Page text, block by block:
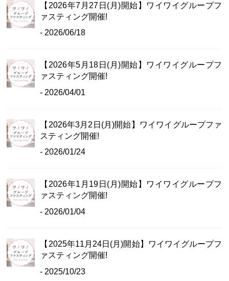
【2026年7月27日(月)開始】ワイワイグループフ
ァスティング開催!
- 2026/06/18
【2026年5月18日(月)開始】ワイワイグループフ
ァスティング開催!
- 2026/04/01
【2026年3月2日(月)開始】ワイワイグループファ
スティング開催!
- 2026/01/24
【2026年1月19日(月)開始】ワイワイグループフ
ァスティング開催!
- 2026/01/04
【2025年11月24日(月)開始】ワイワイグループフ
ァスティング開催!
- 2025/10/23